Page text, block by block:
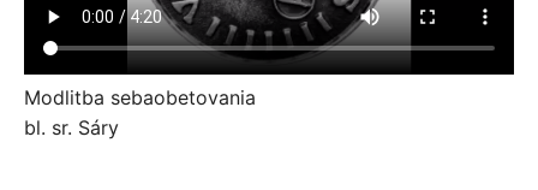
Modlitba sebaobetovania
bl. sr. Sáry